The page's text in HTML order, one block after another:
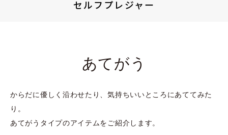
セルフプレジャー
あてがう
からだに優しく沿わせたり、気持ちいいところにあててみた
り。
あてがうタイプのアイテムをご紹介します。